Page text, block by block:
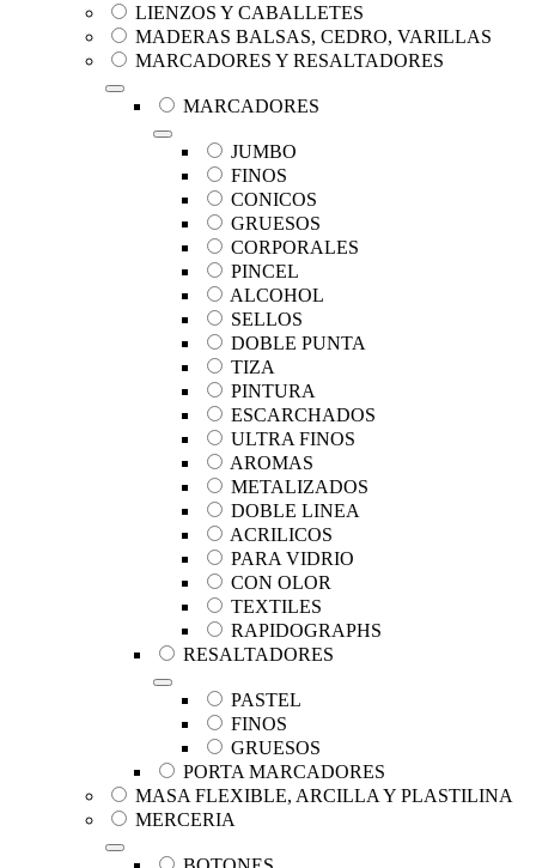
LIENZOS Y CABALLETES
MADERAS BALSAS, CEDRO, VARILLAS
MARCADORES Y RESALTADORES
MARCADORES
JUMBO
FINOS
CONICOS
GRUESOS
CORPORALES
PINCEL
ALCOHOL
SELLOS
DOBLE PUNTA
TIZA
PINTURA
ESCARCHADOS
ULTRA FINOS
AROMAS
METALIZADOS
DOBLE LINEA
ACRILICOS
PARA VIDRIO
CON OLOR
TEXTILES
RAPIDOGRAPHS
RESALTADORES
PASTEL
FINOS
GRUESOS
PORTA MARCADORES
MASA FLEXIBLE, ARCILLA Y PLASTILINA
MERCERIA